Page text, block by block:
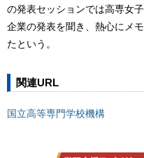
の発表セッションでは高専女
企業の発表を聞き、熱心にメ
たという。
関連URL
国立高等専門学校機構